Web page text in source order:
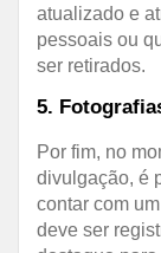
atualizado e
pessoais ou
ser retirados.
5.
Por fim, no
divulgação, é
contar com
deve ser